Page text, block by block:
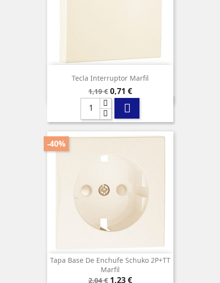
Tecla Interruptor Marfil
Precio
base
1,19 € Precio
0,71 €

Tapa Base De Enchufe Schuko 2P+TT
Marfil
Precio
2,04 €
-40%
Precio
1,23 €